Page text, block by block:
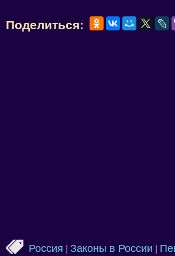
Поделиться:
Россия Законы в России